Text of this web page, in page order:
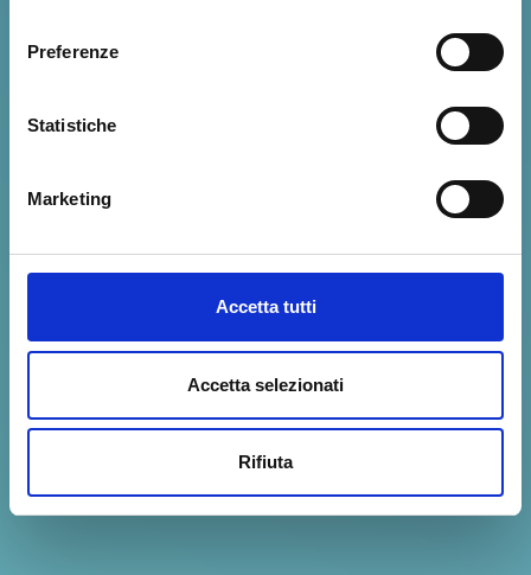
Preferenze
Statistiche
Marketing
Accetta tutti
Accetta selezionati
Rifiuta